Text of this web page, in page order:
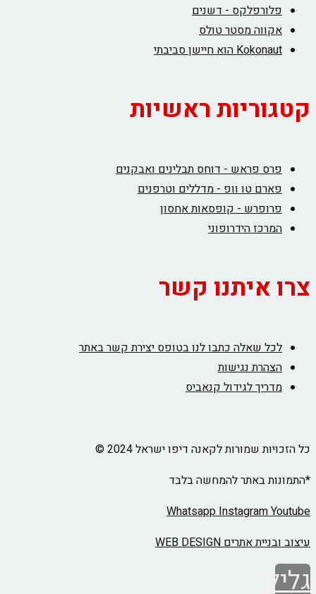
פלורפלקס - דשנים
אקווה מסטר טולס
Kokonaut הוא חיישן סביבתי
קטגוריות ראשיות
פרס פראש - דוחס תבלינים ואבקנים
פארם טו וופ - מדללים וטרפנים
פרופרש - קופסאות אחסון
המרכז הידרופוני
צרו איתנו קשר
לכל שאלה כתבו לנו בטופס יצירת קשר באתר
הצהרת נגישות
מדריך לגידול קנאביס
כל הזכויות שמורות לקאנה דיפו ישראל 2024 ©
*התמונות באתר להמחשה בלבד
WhatsappInstagramYoutube
עיצוב ובניית אתרים WEB DESIGN
גלילה